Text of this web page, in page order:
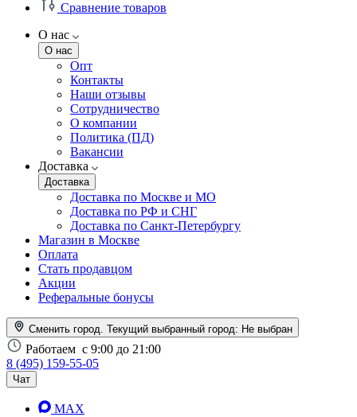
Сравнение товаров
О нас
О нас
Опт
Контакты
Наши отзывы
Сотрудничество
О компании
Политика (ПД)
Вакансии
Доставка
Доставка
Доставка по Москве и МО
Доставка по РФ и СНГ
Доставка по Санкт-Петербургу
Магазин в Москве
Оплата
Стать продавцом
Акции
Реферальные бонусы
Сменить город. Текущий выбранный город: Не выбран
Работаем с 9:00 до 21:00
8 (495) 159-55-05
Чат
MAX